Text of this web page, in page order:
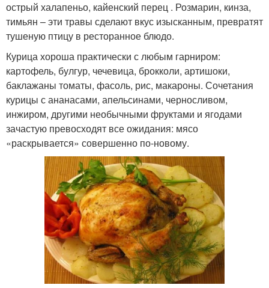
острый халапеньо, кайенский перец . Розмарин, кинза,
тимьян – эти травы сделают вкус изысканным, превратят
тушеную птицу в ресторанное блюдо.
Курица хороша практически с любым гарниром:
картофель, булгур, чечевица, брокколи, артишоки,
баклажаны томаты, фасоль, рис, макароны. Сочетания
курицы с ананасами, апельсинами, черносливом,
инжиром, другими необычными фруктами и ягодами
зачастую превосходят все ожидания: мясо
«раскрывается» совершенно по-новому.